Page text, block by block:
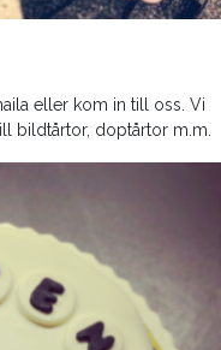
eller kom in till oss. Vi
bildtårtor, doptårtor m.m.